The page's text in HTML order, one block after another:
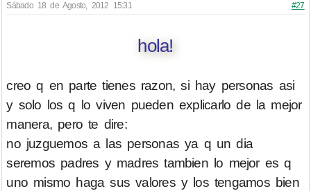
Sábado 18 de Agosto, 2012 15:31 #27
hola!
creo q en parte tienes razon, si hay personas asi
y solo los q lo viven pueden explicarlo de la mejor
manera, pero te dire:
no juzguemos a las personas ya q un dia
seremos padres y madres tambien lo mejor es q
uno mismo haga sus valores y los tengamos bien